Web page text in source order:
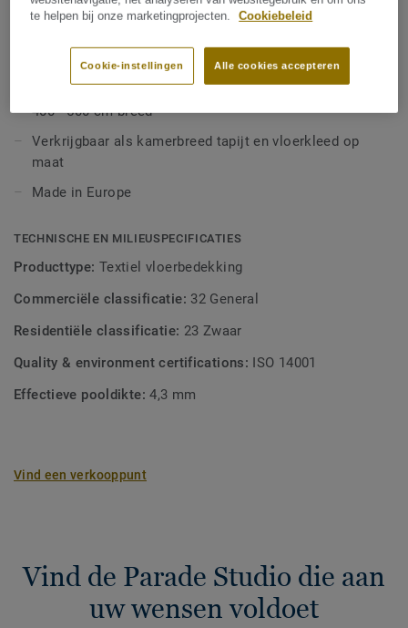
BELANGRIJKSTE EIGENSCHAPPEN
Stoere basis met een natuurlijke look
Warme naturellen en frisse, kleurrijke tinten
400 - 500 cm breed
Verkrijgbaar als kamerbreed tapijt en vloerkleed op
maat
Made in Europe
TECHNISCHE EN MILIEUSPECIFICATIES
Producttype: Textiel vloerbedekking
Commerciële classificatie: 32 General
Residentiële classificatie: 23 Zwaar
Quality & environment certifications: ISO 14001
Effectieve pooldikte:4,3 mm
Vind een verkooppunt
Vind de Parade Studio die aan
uw wensen voldoet
te helpen bij onze marketingprojecten.
Cookiebeleid
Alle cookies accepteren
Cookie-instellingen